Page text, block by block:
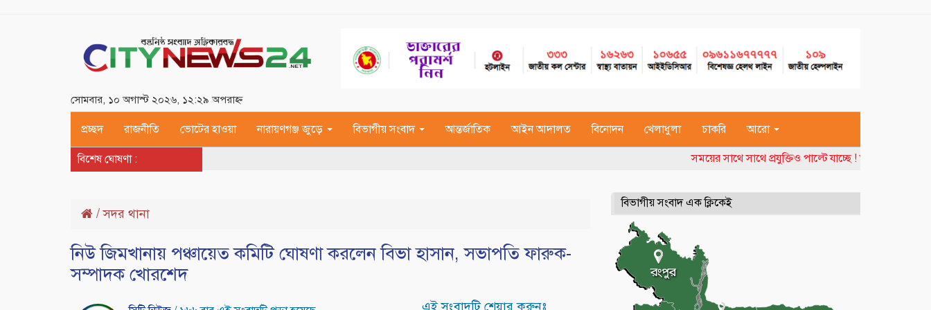
সোমবার, ১০ অগাস্ট ২০২৬, ১২:২৯ অপরাহ্ন
প্রচ্ছদ রাজনীতি ভোটের হাওয়া নারায়ণগঞ্জ জুড়ে বিভাগীয় সংবাদ আন্তর্জাতিক আইন আদালত বিনোদন খেলাধুলা চাকরি আরো
বিশেষ ঘোষণা : সময়ের সাথে সাথে প্রযুক্তিও পাল্টে যাচ্ছে ! তাই বদলাতে
/সদর থানা
নিউ জিমখানায় পঞ্চায়েত কমিটি ঘোষণা করলেন বিভা হাসান, সভাপতি ফারুক-
সম্পাদক খোরশেদ
এই সংবাদটি শেয়ার করুনঃ
বিভাগীয় সংবাদ এক ক্লিকেই